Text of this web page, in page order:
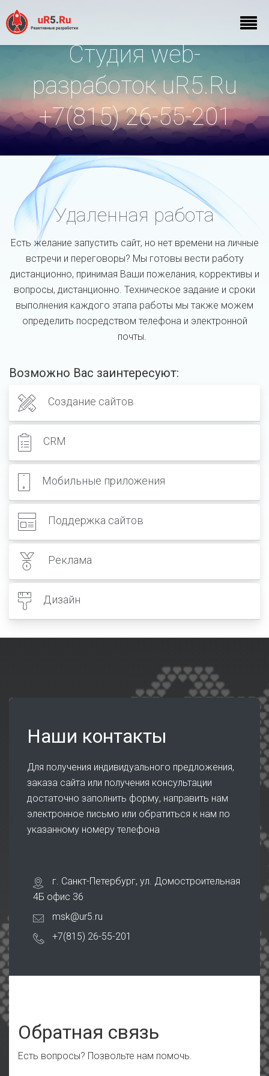
Студия web-
разработок uR5.Ru
+7(815) 26-55-201
Удаленная работа
Есть желание запустить сайт, но нет времени на личные
встречи и переговоры? Мы готовы вести работу
дистанционно, принимая Ваши пожелания, коррективы и
вопросы, дистанционно. Техническое задание и сроки
выполнения каждого этапа работы мы также можем
определить посредством телефона и электронной
почты.
Возможно Вас заинтересуют:
Создание сайтов
CRM
Мобильные приложения
Поддержка сайтов
Реклама
Дизайн
Наши контакты
Для получения индивидуального предложения,
заказа сайта или получения консультации
достаточно заполнить форму, направить нам
электронное письмо или обратиться к нам по
указанному номеру телефона
г. Санкт-Петербург, ул. Домостроительная
4Б офис 36
msk@ur5.ru
+7(815) 26-55-201
Обратная связь
Есть вопросы? Позвольте нам помочь.